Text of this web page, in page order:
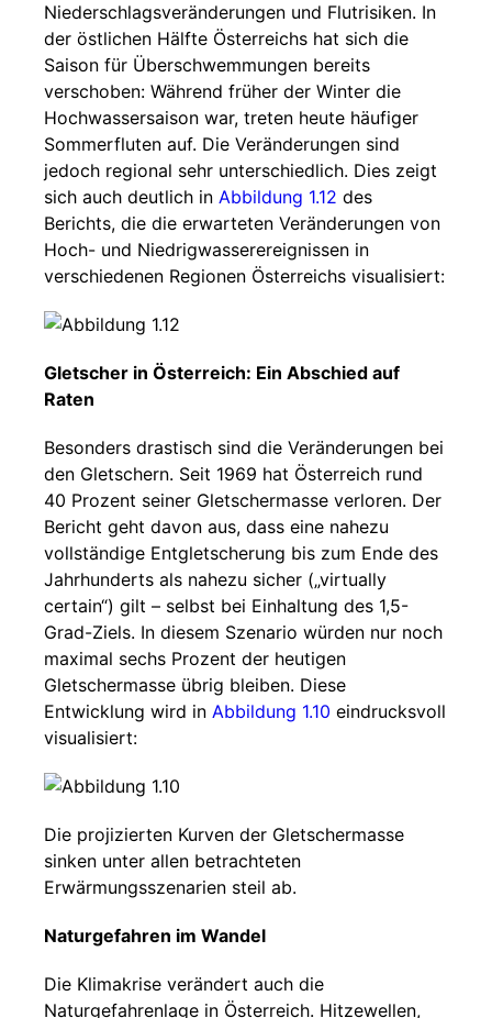
Niederschlagsveränderungen und Flutrisiken. In
der östlichen Hälfte Österreichs hat sich die
Saison für Überschwemmungen bereits
verschoben: Während früher der Winter die
Hochwassersaison war, treten heute häufiger
Sommerfluten auf. Die Veränderungen sind
jedoch regional sehr unterschiedlich. Dies zeigt
sich auch deutlich in Abbildung 1.12 des
Berichts, die die erwarteten Veränderungen von
Hoch- und Niedrigwasserereignissen in
verschiedenen Regionen Österreichs visualisiert:
Gletscher in Österreich: Ein Abschied auf
Raten
Besonders drastisch sind die Veränderungen bei
den Gletschern. Seit 1969 hat Österreich rund
40 Prozent seiner Gletschermasse verloren. Der
Bericht geht davon aus, dass eine nahezu
vollständige Entgletscherung bis zum Ende des
Jahrhunderts als nahezu sicher („virtually
certain“) gilt – selbst bei Einhaltung des 1,5-
Grad-Ziels. In diesem Szenario würden nur noch
maximal sechs Prozent der heutigen
Gletschermasse übrig bleiben. Diese
Entwicklung wird in Abbildung 1.10 eindrucksvoll
visualisiert:
Die projizierten Kurven der Gletschermasse
sinken unter allen betrachteten
Erwärmungsszenarien steil ab.
Naturgefahren im Wandel
Die Klimakrise verändert auch die
Naturgefahrenlage in Österreich. Hitzewellen,